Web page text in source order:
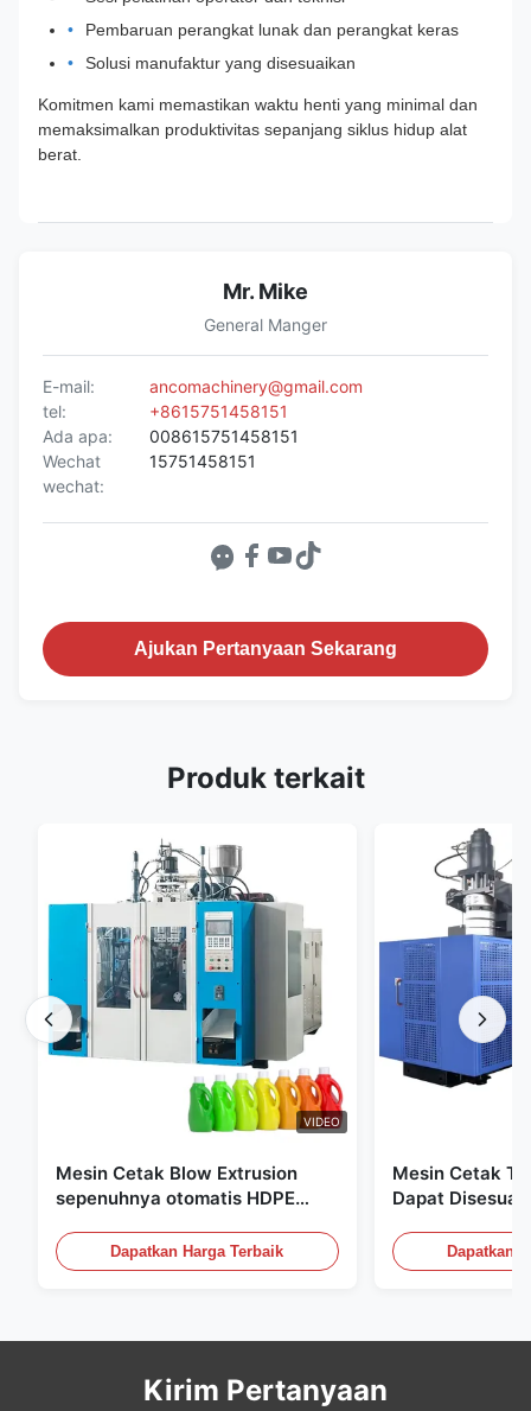
Pembaruan perangkat lunak dan perangkat keras
Solusi manufaktur yang disesuaikan
Komitmen kami memastikan waktu henti yang minimal dan
memaksimalkan produktivitas sepanjang siklus hidup alat
berat.
Mr. Mike
General Manger
E-mail:
ancomachinery@gmail.com
tel:
+8615751458151
Ada apa:
008615751458151
Wechat
wechat:
15751458151
Ajukan Pertanyaan Sekarang
Produk terkait
VIDEO
Mesin Cetak Blow Extrusion
sepenuhnya otomatis HDPE
Dapatkan Harga Terbaik
Mesin Cetak
Dapat
60L
Dapatkan
Kirim Pertanyaan